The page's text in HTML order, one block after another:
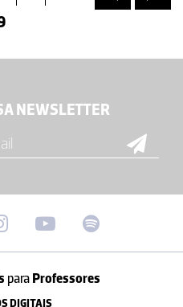
NEWSLETTER
paraProfessores
DIGITAIS